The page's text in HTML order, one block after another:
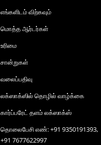
எங்களிடம் விற்கவும்
மொத்த ஆர்டர்கள்
உரிமை
சான்றுகள்
வலைப்பதிவு
லக்ஸாக்ஸில் தொழில் வாழ்க்கை
கார்ப்பரேட் தளம் லக்ஸாக்ஸ்
தொலைபேசி எண்: +91 9350191393,
+91 7677622997